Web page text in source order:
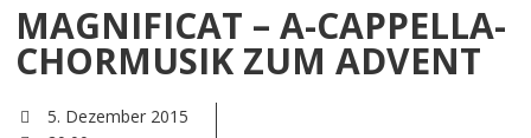
MAGNIFICAT – A-CAPPELLA-
CHORMUSIK ZUM ADVENT
5. Dezember 2015